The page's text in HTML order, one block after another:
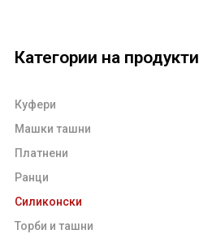
Категории на продукти
Куфери
Машки ташни
Платнени
Ранци
Силиконски
Торби и ташни